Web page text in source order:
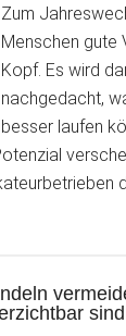
Zum
Menschen gute
Kopf. Es wird
nachgedacht,
besser laufen
sind